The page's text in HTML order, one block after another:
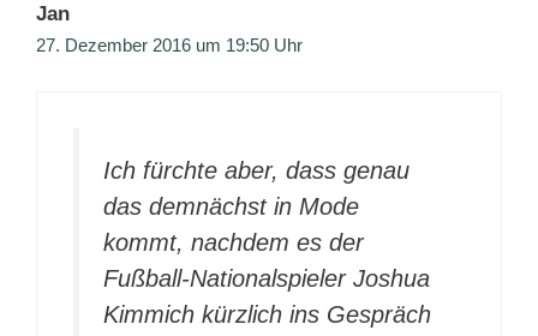
Jan
27. Dezember 2016 um 19:50 Uhr
Ich fürchte aber, dass genau
das demnächst in Mode
kommt, nachdem es der
Fußball-Nationalspieler Joshua
Kimmich kürzlich ins Gespräch